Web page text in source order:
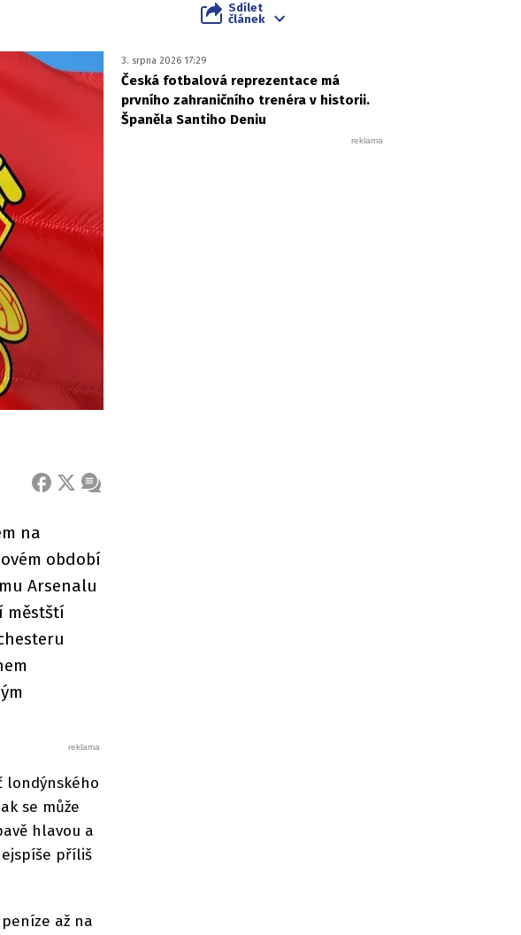
Sdílet
článek
FACEBOOK
X ZPRÁVA
na
období
Arsenalu
městští
londýnského
se může
hlavou a
příliš
až na
3. srpna 2026 17:29
Česká fotbalová reprezentace má
prvního zahraničního trenéra v historii.
Španěla Santiho Deniu